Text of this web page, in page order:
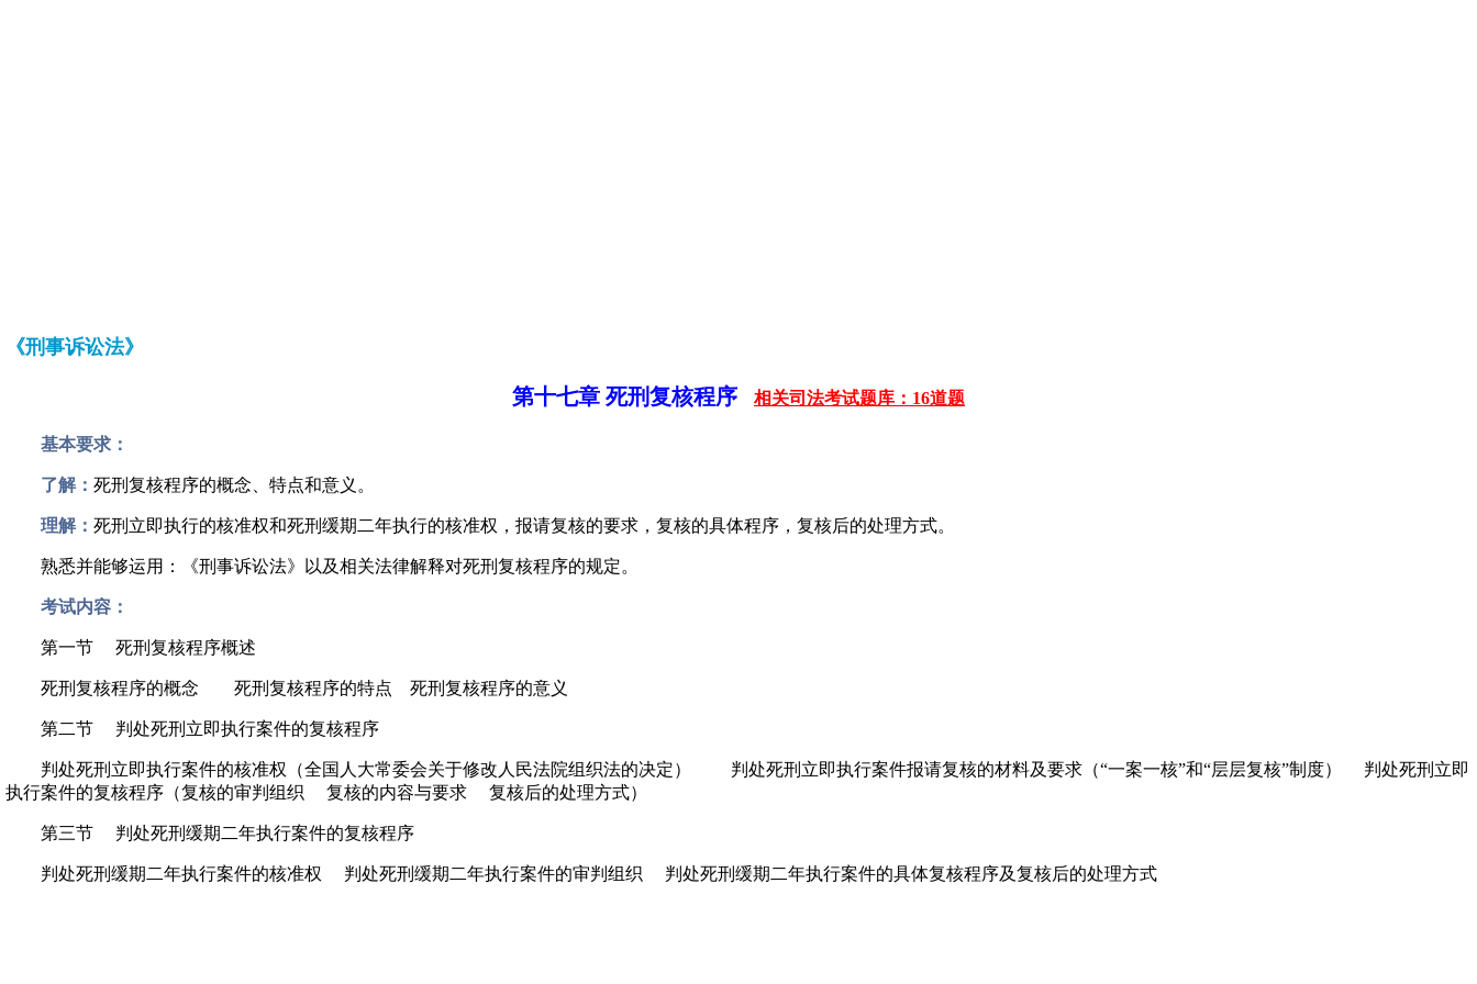
《刑事诉讼法》
第十七章 死刑复核程序 相关司法考试题库：16道题
基本要求：
了解： 死刑复核程序的概念、特点和意义。
理解： 死刑立即执行的核准权和死刑缓期二年执行的核准权，报请复核的要求，复核的具体程序，复核后的处理方式。
熟悉并能够运用：《刑事诉讼法》以及相关法律解释对死刑复核程序的规定。
考试内容：
第一节 死刑复核程序概述
死刑复核程序的概念 死刑复核程序的特点 死刑复核程序的意义
第二节 判处死刑立即执行案件的复核程序
判处死刑立即执行案件的核准权（全国人大常委会关于修改人民法院组织法的决定） 判处死刑立即执行案件报请复核的材料及要求（“一案一核”和“层层复核”制度） 判处死刑立即
执行案件的复核程序（复核的审判组织 复核的内容与要求 复核后的处理方式）
第三节 判处死刑缓期二年执行案件的复核程序
判处死刑缓期二年执行案件的核准权 判处死刑缓期二年执行案件的审判组织 判处死刑缓期二年执行案件的具体复核程序及复核后的处理方式